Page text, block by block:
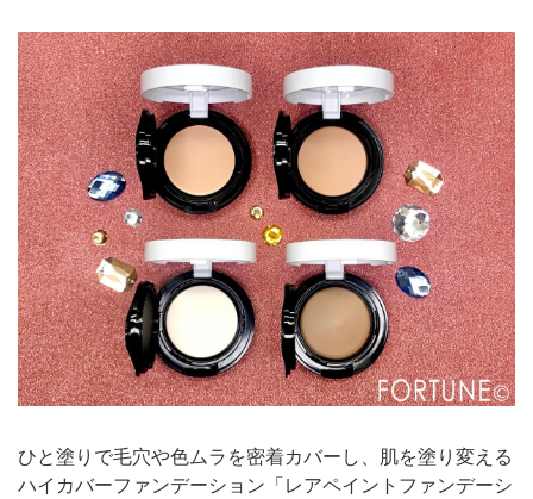
ひと塗りで毛穴や色ムラを密着カバーし、肌を塗り変える
ハイカバーファンデーション「レアペイントファンデーシ